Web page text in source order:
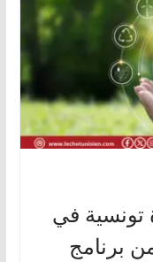
275 كفاءة تونسية في
برنامج